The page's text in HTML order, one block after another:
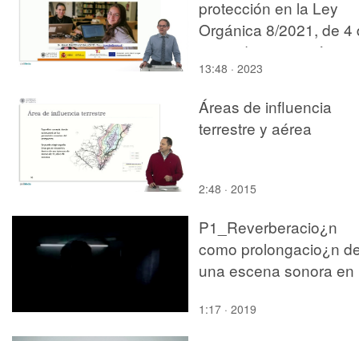
protección en la Ley
Orgánica 8/2021, de 4
junio, de protección
integral a la infancia y
adolescencia frente a
violencia (LOPIVI)
13:48 · 2023
Áreas de influencia
terrestre y aérea
2:48 · 2015
P1_Reverberacio¿n
como prolongacio¿n
una escena sonora en
1:17 · 2019